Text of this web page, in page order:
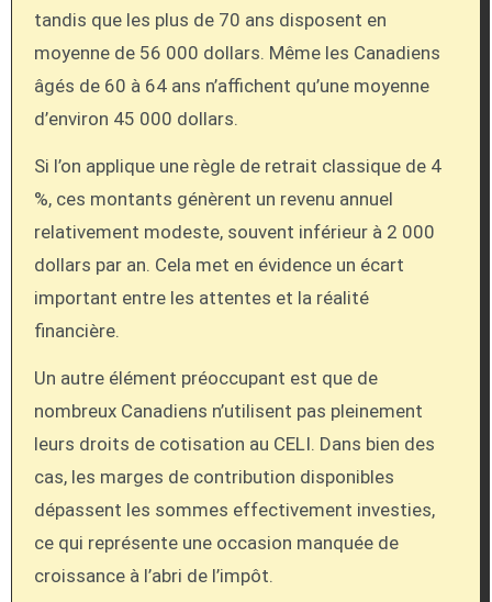
tandis que les plus de 70 ans disposent en
moyenne de 56 000 dollars. Même les Canadiens
âgés de 60 à 64 ans n’affichent qu’une moyenne
d’environ 45 000 dollars.
Si l’on applique une règle de retrait classique de 4
%, ces montants génèrent un revenu annuel
relativement modeste, souvent inférieur à 2 000
dollars par an. Cela met en évidence un écart
important entre les attentes et la réalité
financière.
Un autre élément préoccupant est que de
nombreux Canadiens n’utilisent pas pleinement
leurs droits de cotisation au CELI. Dans bien des
cas, les marges de contribution disponibles
dépassent les sommes effectivement investies,
ce qui représente une occasion manquée de
croissance à l’abri de l’impôt.